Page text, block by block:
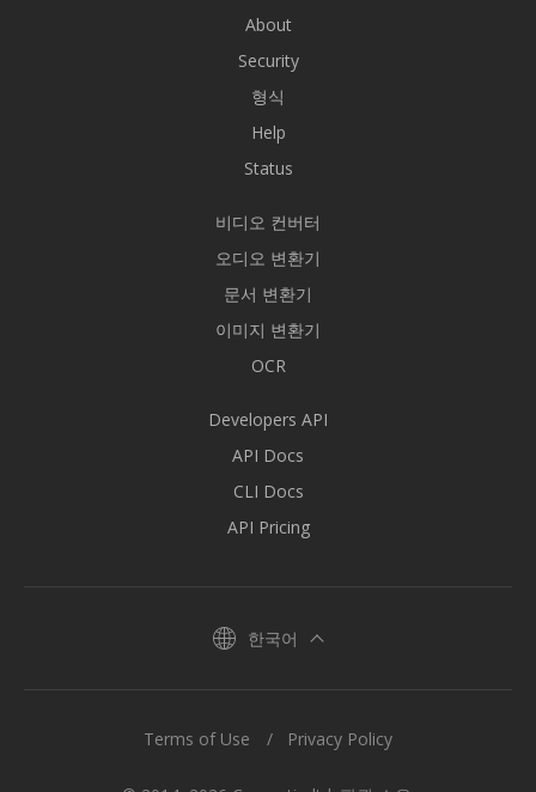
About
Security
형식
Help
Status
비디오 컨버터
오디오 변환기
문서 변환기
이미지 변환기
OCR
Developers API
API Docs
CLI Docs
API Pricing
한국어
Terms of Use Privacy Policy